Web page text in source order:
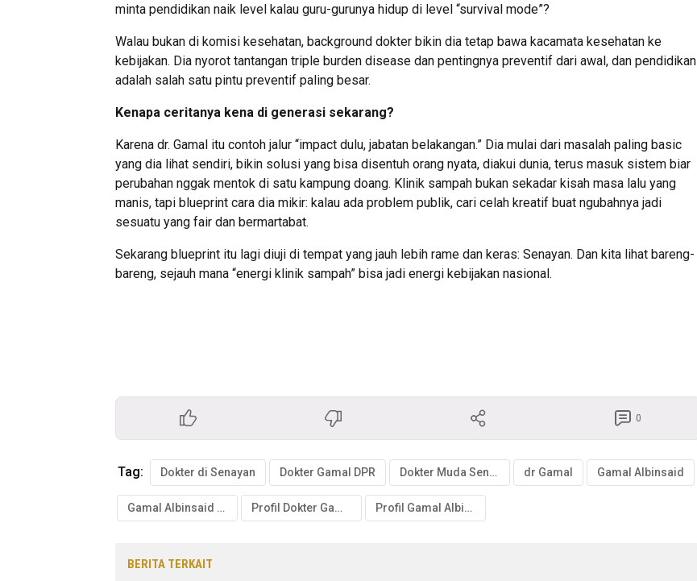
minta pendidikan naik level kalau guru-gurunya hidup di level “survival mode”?
Walau bukan di komisi kesehatan, background dokter bikin dia tetap bawa kacamata kesehatan ke
kebijakan. Dia nyorot tantangan triple burden disease dan pentingnya preventif dari awal, dan pendidikan
adalah salah satu pintu preventif paling besar.
Kenapa ceritanya kena di generasi sekarang?
Karena dr. Gamal itu contoh jalur “impact dulu, jabatan belakangan.” Dia mulai dari masalah paling basic
yang dia lihat sendiri, bikin solusi yang bisa disentuh orang nyata, diakui dunia, terus masuk sistem biar
perubahan nggak mentok di satu kampung doang. Klinik sampah bukan sekadar kisah masa lalu yang
manis, tapi blueprint cara dia mikir: kalau ada problem publik, cari celah kreatif buat ngubahnya jadi
sesuatu yang fair dan bermartabat.
Sekarang blueprint itu lagi diuji di tempat yang jauh lebih rame dan keras: Senayan. Dan kita lihat bareng-
bareng, sejauh mana “energi klinik sampah” bisa jadi energi kebijakan nasional.
0
Tag: Dokter di Senayan Dokter Gamal DPR Dokter Muda Senayan dr Gamal Gamal Albinsaid
Gamal Albinsaid DPR Profil Dokter Gamal Profil Gamal Albinsaid
BERITA TERKAIT